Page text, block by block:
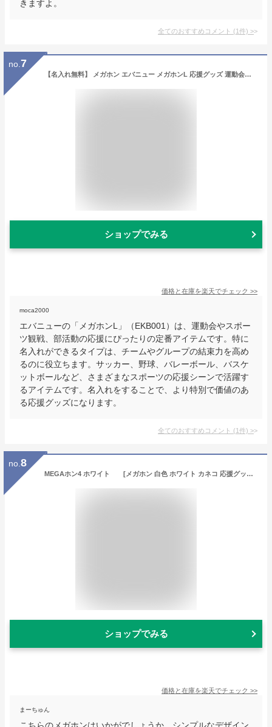
きますよ。
全てのおすすめコメント (1件) >
no. 7
【名入れ無料】 メガホン エバニュー メガホンL 応援グッズ 運動会応援グッズ EKB001 サッカー 野球 バレーボール バスケ(ekb001)
ショップでみる
価格と在庫を楽天でチェック >>
moca2000
エバニューの「メガホンL」（EKB001）は、運動会やスポー
ツ観戦、部活動の応援にぴったりの定番アイテムです。特に
名入れができるタイプは、チームやグループの結束力を高め
るのに役立ちます。サッカー、野球、バレーボール、バスケ
ットボールなど、さまざまなスポーツの応援シーンで活躍す
るアイテムです。名入れをすることで、より特別で価値のあ
る応援グッズになります。
全てのおすすめコメント (1件) >
no. 8
MEGAホン4 ホワイト [メガホン 白色 ホワイト カネコ 応援グッズ 野球 サッカー バレー スポーツ大会 スポーツ観戦 イベント大声 お祭り 試合]【K-9509_104263】
ショップでみる
価格と在庫を楽天でチェック >>
まーちゅん